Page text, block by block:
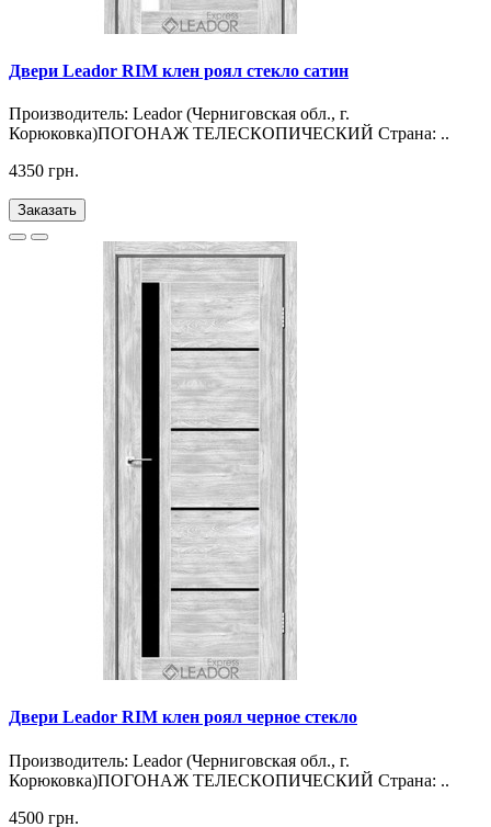
Двери Leador RIM клен роял стекло сатин
Производитель: Leador (Черниговская обл., г.
Корюковка)ПОГОНАЖ ТЕЛЕСКОПИЧЕСКИЙ Страна: ..
4350 грн.
Заказать
Двери Leador RIM клен роял черное стекло
Производитель: Leador (Черниговская обл., г.
Корюковка)ПОГОНАЖ ТЕЛЕСКОПИЧЕСКИЙ Страна: ..
4500 грн.